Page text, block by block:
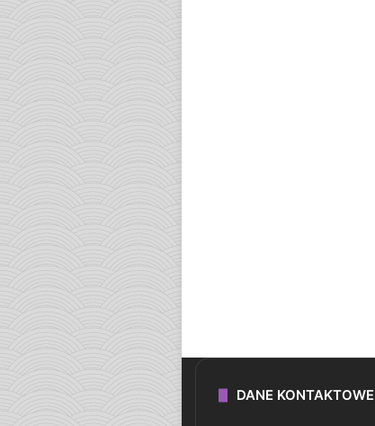
DANE KONTAKTOWE